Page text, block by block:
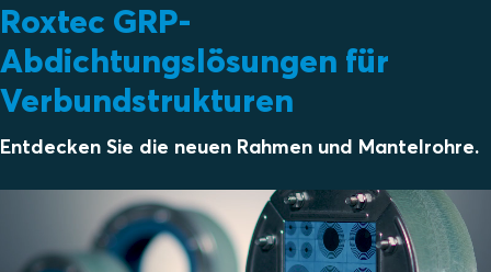
Roxtec GRP-
Abdichtungslösungen für
Verbundstrukturen
Entdecken Sie die neuen Rahmen und Mantelrohre.